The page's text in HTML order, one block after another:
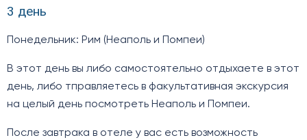
3 день
Понедельник: Рим (Неаполь и Помпеи)
В этот день вы либо самостоятельно отдыхаете в этот
день, либо тправляетесь в факультативная экскурсия
на целый день посмотреть Неаполь и Помпеи.
После завтрака в отеле у вас есть возможность